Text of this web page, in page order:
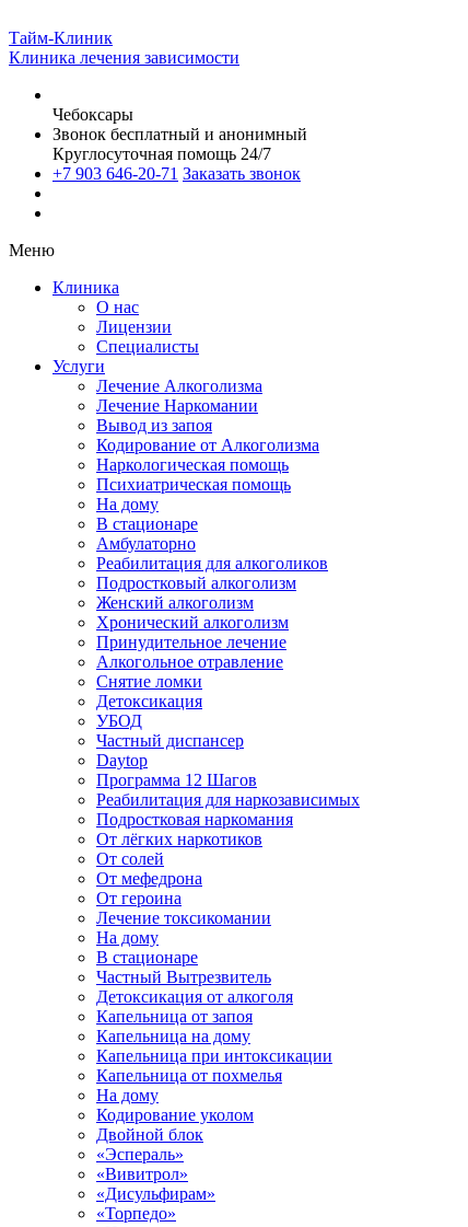
Тайм-Клиник
Клиника лечения зависимости
Чебоксары
Звонок бесплатный и анонимный
Круглосуточная помощь 24/7
+7 903 646-20-71 Заказать звонок
Меню
Клиника
О нас
Лицензии
Специалисты
Услуги
Лечение Алкоголизма
Лечение Наркомании
Вывод из запоя
Кодирование от Алкоголизма
Наркологическая помощь
Психиатрическая помощь
На дому
В стационаре
Амбулаторно
Реабилитация для алкоголиков
Подростковый алкоголизм
Женский алкоголизм
Хронический алкоголизм
Принудительное лечение
Алкогольное отравление
Снятие ломки
Детоксикация
УБОД
Частный диспансер
Daytop
Программа 12 Шагов
Реабилитация для наркозависимых
Подростковая наркомания
От лёгких наркотиков
От солей
От мефедрона
От героина
Лечение токсикомании
На дому
В стационаре
Частный Вытрезвитель
Детоксикация от алкоголя
Капельница от запоя
Капельница на дому
Капельница при интоксикации
Капельница от похмелья
На дому
Кодирование уколом
Двойной блок
«Эспераль»
«Вивитрол»
«Дисульфирам»
«Торпедо»